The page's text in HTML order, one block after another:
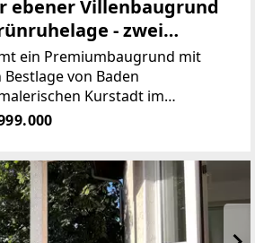
ebener Villenbaugrund
- zwei
ein Premiumbaugrund mit
von Baden
Kurstadt im
Bundeshauptstadt sowie
Schwechat sind